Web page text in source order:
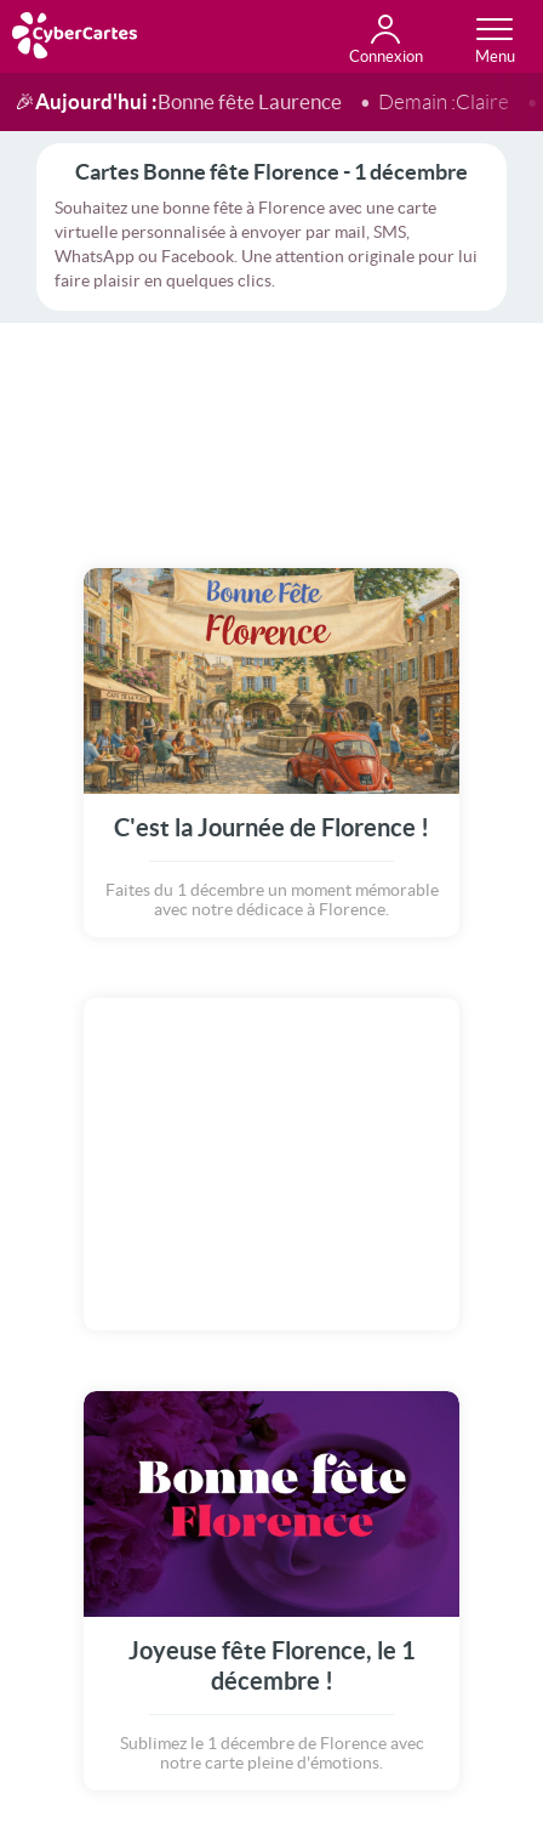
Connexion
Anniversaire
Fête du jour
Amour
Amitié
Merci
Toutes les cartes
🎉Aujourd'hui :Bonne fête Laurence Demain :Claire
Cartes Bonne fête Florence - 1 décembre
Souhaitez une bonne fête à Florence avec une carte
virtuelle personnalisée à envoyer par mail, SMS,
WhatsApp ou Facebook. Une attention originale pour lui
faire plaisir en quelques clics.
C'est la Journée de Florence !
Faites du 1 décembre un moment mémorable
avec notre dédicace à Florence.
Joyeuse fête Florence, le 1
décembre !
Sublimez le 1 décembre de Florence avec
notre carte pleine d'émotions.